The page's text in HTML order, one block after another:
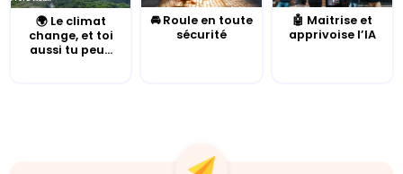
🌍 Le climat
change, et toi
aussi tu peu...
🚘 Roule en toute
sécurité
🤖 Maitrise et
apprivoise l’IA